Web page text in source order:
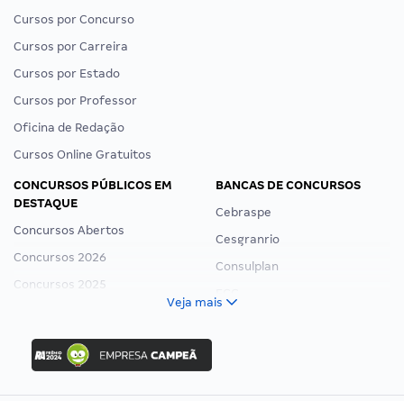
Cursos por Concurso
Cursos por Carreira
Cursos por Estado
Cursos por Professor
Oficina de Redação
Cursos Online Gratuitos
CONCURSOS PÚBLICOS EM
DESTAQUE
Concursos Abertos
Concursos 2026
Concursos 2025
Concurso Ibama
Concurso MPU
Editais publicados
BANCAS DE CONCURSOS
Cebraspe
Cesgranrio
Consulplan
Veja mais